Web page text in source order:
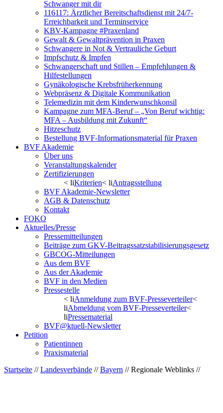
Schwanger mit dir
116117: Ärztlicher Bereitschaftsdienst mit 24/7-
Erreichbarkeit und Terminservice
KBV-Kampagne #Praxenland
Gewalt & Gewaltprävention in Praxen
Schwangere in Not & Vertrauliche Geburt
Impfschutz & Impfen
Schwangerschaft und Stillen – Empfehlungen &
Hilfestellungen
Gynäkologische Krebsfrüherkennung
Webpräsenz & Digitale Kommunikation
Telemedizin mit dem Kinderwunschkonsil
Kampagne zum MFA-Beruf – „Von Beruf wichtig:
MFA – Ausbildung mit Zukunft“
Hitzeschutz
Bestellung BVF-Informationsmaterial für Praxen
BVF Akademie
Über uns
Veranstaltungskalender
Zertifizierungen
< liKriterien< liAntragsstellung
BVF Akademie-Newsletter
AGB & Datenschutz
Kontakt
FOKO
Aktuelles/Presse
Pressemitteilungen
Beiträge zum GKV-Beitragssatzstabilisierungsgesetz
GBCOG-Mitteilungen
Aus dem BVF
Aus der Akademie
BVF in den Medien
Pressestelle
< liAnmeldung zum BVF-Presseverteiler<
liAbmeldung vom BVF-Presseverteiler<
liPressematerial
BVF@ktuell-Newsletter
Petition
Patientinnen
Praxismaterial
Startseite //Landesverbände //Bayern // Regionale Weblinks //